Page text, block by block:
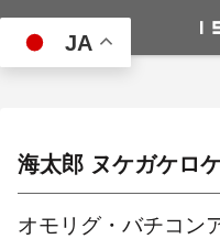
JA
海太郎 ヌケガケロ
オモリグ・バチコン